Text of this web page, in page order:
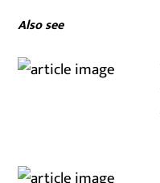
Also see